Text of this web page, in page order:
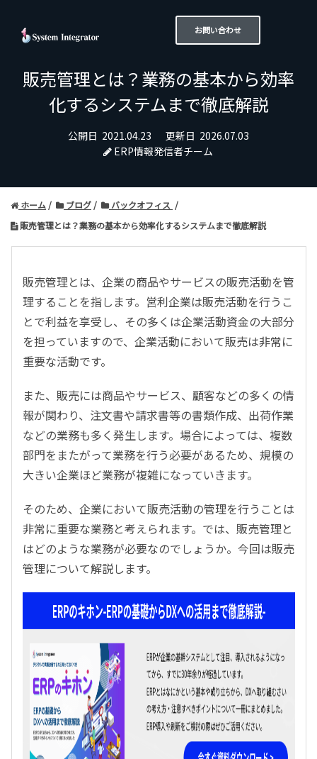
お問い合わせ
販売管理とは？業務の基本から効率
化するシステムまで徹底解説
公開日 2021.04.23 更新日 2026.07.03
ERP情報発信者チーム
ホーム ブログ
バックオフィス
販売管理とは？業務の基本から効率化するシステムまで徹底解説
販売管理とは、企業の商品やサービスの販売活動を管
理することを指します。営利企業は販売活動を行うこ
とで利益を享受し、その多くは企業活動資金の大部分
を担っていますので、企業活動において販売は非常に
重要な活動です。
また、販売には商品やサービス、顧客などの多くの情
報が関わり、注文書や請求書等の書類作成、出荷作業
などの業務も多く発生します。場合によっては、複数
部門をまたがって業務を行う必要があるため、規模の
大きい企業ほど業務が複雑になっていきます。
そのため、企業において販売活動の管理を行うことは
非常に重要な業務と考えられます。では、販売管理と
はどのような業務が必要なのでしょうか。今回は販売
管理について解説します。